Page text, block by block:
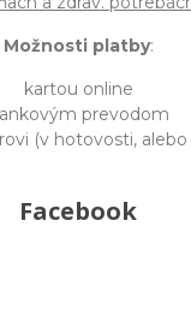
Možnosti platby:
kartou online
prevodom
(v hotovosti,
Facebook